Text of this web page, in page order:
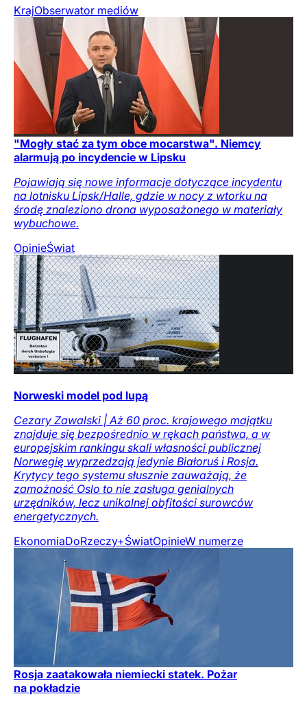
KrajObserwator mediów
"Mogły stać za tym obce mocarstwa". Niemcy
alarmują po incydencie w Lipsku
Pojawiają się nowe informacje dotyczące incydentu
na lotnisku Lipsk/Halle, gdzie w nocy z wtorku na
środę znaleziono drona wyposażonego w materiały
wybuchowe.
OpinieŚwiat
Norweski model pod lupą
Cezary Zawalski | Aż 60 proc. krajowego majątku
znajduje się bezpośrednio w rękach państwa, a w
europejskim rankingu skali własności publicznej
Norwegię wyprzedzają jedynie Białoruś i Rosja.
Krytycy tego systemu słusznie zauważają, że
zamożność Oslo to nie zasługa genialnych
urzędników, lecz unikalnej obfitości surowców
energetycznych.
EkonomiaDoRzeczy+ŚwiatOpinieW numerze
Rosja zaatakowała niemiecki statek. Pożar
na pokładzie